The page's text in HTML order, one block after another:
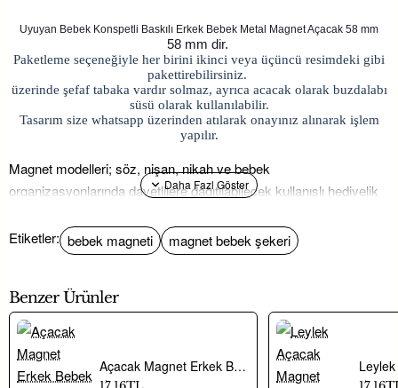
Uyuyan Bebek Konspetli Baskılı Erkek Bebek Metal Magnet Açacak 58 mm
58 mm dir.
Paketleme seçeneğiyle her birini ikinci veya üçüncü resimdeki gibi
pakettirebilirsiniz.
üzerinde şefaf tabaka vardır solmaz, ayrıca acacak olarak buzdalabı
süsü olarak kullanılabilir.
Tasarım size whatsapp üzerinden atılarak onayınız alınarak işlem
yapılır.
Magnet modelleri; söz, nişan, nikah ve bebek
organizasyonlarında davetlilere dağıtılabilecek kullanışlı hediyelik
konseptinize uygun alternatiflere ulaşabilirsiniz.
Uyuyan Bebek Konspetli Baskılı Erkek Bebek Metal Magnet
Açacak 58 modeli; söz, nişan ve düğün gibi özel günlerde
nikah
şekerisunumlarını tamamlayan, aynı zamanda doğum günü ve
Etiketler: bebek magneti magnet bebek şekeri
Benzer Ürünler
Açacak Magnet Erkek Bebek Şekeri Uv Baskılı